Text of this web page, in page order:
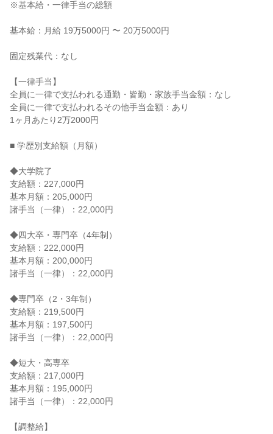
※基本給・一律手当の総額
基本給：月給 19万5000円 〜 20万5000円
固定残業代：なし
【一律手当】
全員に一律で支払われる通勤・皆勤・家族手当金額：なし
全員に一律で支払われるその他手当金額：あり
1ヶ月あたり2万2000円
■ 学歴別支給額（月額）
◆大学院了
支給額：227,000円
基本月額：205,000円
諸手当（一律）：22,000円
◆四大卒・専門卒（4年制）
支給額：222,000円
基本月額：200,000円
諸手当（一律）：22,000円
◆専門卒（2・3年制）
支給額：219,500円
基本月額：197,500円
諸手当（一律）：22,000円
◆短大・高専卒
支給額：217,000円
基本月額：195,000円
諸手当（一律）：22,000円
【調整給】